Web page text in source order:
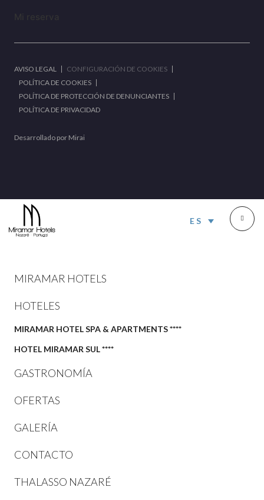
AVISO LEGAL
CONFIGURACIÓN DE COOKIES
POLÍTICA DE COOKIES
POLÍTICA DE PROTECCIÓN DE DENUNCIANTES
POLÍTICA DE PRIVACIDAD
Desarrollado por Mirai
ES
MIRAMAR HOTELS
HOTELES
MIRAMAR HOTEL SPA & APARTMENTS ****
HOTEL MIRAMAR SUL ****
GASTRONOMÍA
OFERTAS
GALERÍA
CONTACTO
THALASSO NAZARÉ